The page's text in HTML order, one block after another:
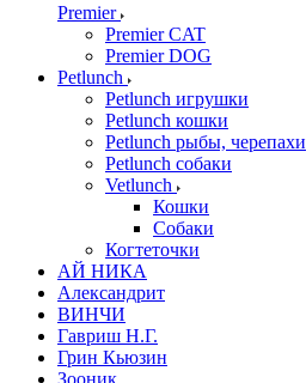
Premier
Premier CAT
Premier DOG
Petlunch
Petlunch игрушки
Petlunch кошки
Petlunch рыбы, черепахи
Petlunch собаки
Vetlunch
Кошки
Собаки
Когтеточки
АЙ НИКА
Александрит
ВИНЧИ
Гавриш Н.Г.
Грин Кьюзин
Зооник